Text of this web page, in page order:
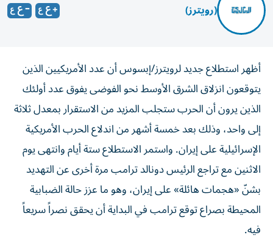
(رويترز)
أظهر استطلاع جديد لرويترز/إبسوس أن عدد الأمريكيين الذين
يتوقعون انزلاق الشرق الأوسط نحو الفوضى يفوق عدد أولئك
الذين يرون أن الحرب ستجلب المزيد من الاستقرار بمعدل ثلاثة
إلى واحد، وذلك بعد خمسة ‌أشهر من اندلاع الحرب الأمريكية
الإسرائيلية على إيران. واستمر الاستطلاع ستة أيام وانتهى يوم
الاثنين مع تراجع الرئيس دونالد ترامب مرة أخرى عن التهديد
بشنّ «هجمات هائلة» على إيران، ​وهو ما عزز حالة الضبابية
المحيطة بصراع توقع ترامب في البداية أن يحقق نصراً سريعاً
فيه.